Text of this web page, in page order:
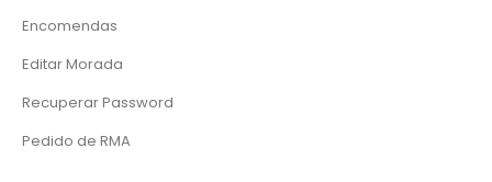
Encomendas
Editar Morada
Recuperar Password
Pedido de RMA